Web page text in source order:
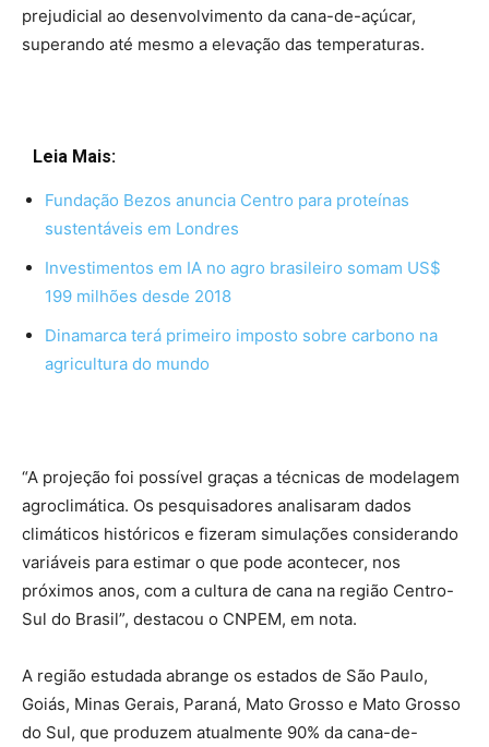
prejudicial ao desenvolvimento da cana-de-açúcar,
superando até mesmo a elevação das temperaturas.
Leia Mais:
Fundação Bezos anuncia Centro para proteínas
sustentáveis em Londres
Investimentos em IA no agro brasileiro somam US$
199 milhões desde 2018
Dinamarca terá primeiro imposto sobre carbono na
agricultura do mundo
“A projeção foi possível graças a técnicas de modelagem
agroclimática. Os pesquisadores analisaram dados
climáticos históricos e fizeram simulações considerando
variáveis para estimar o que pode acontecer, nos
próximos anos, com a cultura de cana na região Centro-
Sul do Brasil”, destacou o CNPEM, em nota.
A região estudada abrange os estados de São Paulo,
Goiás, Minas Gerais, Paraná, Mato Grosso e Mato Grosso
do Sul, que produzem atualmente 90% da cana-de-